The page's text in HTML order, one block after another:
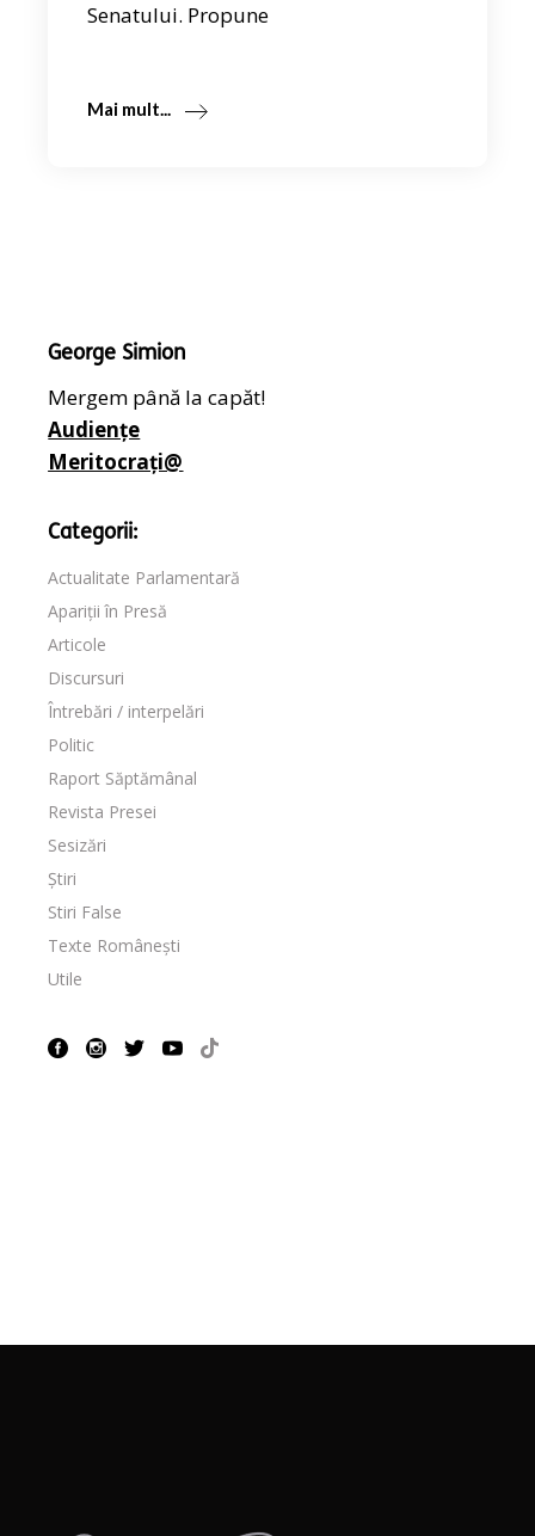
Senatului. Propune
Mai mult...
George Simion
Mergem până la capăt!
Audiențe
Meritocrați@
Categorii:
Actualitate Parlamentară
Apariții în Presă
Articole
Discursuri
Întrebări / interpelări
Politic
Raport Săptămânal
Revista Presei
Sesizări
Știri
Stiri False
Texte Românești
Utile